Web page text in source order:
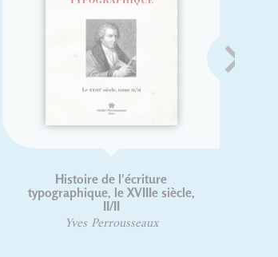
Histoire de l'écriture
typographique, le XVIIIe siècle,
Yves Perrousseaux